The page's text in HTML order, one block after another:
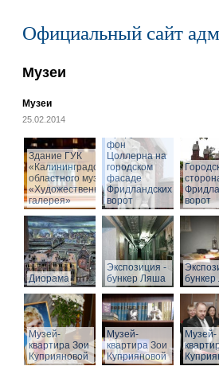
Официальный сайт
Музеи
Музеи
25.02.2014
Здание ГУК
«Калининградского
областного музея
«Художественная
галерея»
фон
Цоллерна на
городском
фасаде
Фридландских
ворот
ворот
Диорама
Экспозиция -
бункер Ляша
Музей-
квартира Зои
Куприяновой
Музей-
квартира Зои
Куприяновой
Музей-